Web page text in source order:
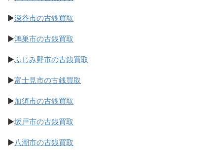
▶深谷市の古銭買取
▶鴻巣市の古銭買取
▶ふじみ野市の古銭買取
▶富士見市の古銭買取
▶加須市の古銭買取
▶坂戸市の古銭買取
▶八潮市の古銭買取